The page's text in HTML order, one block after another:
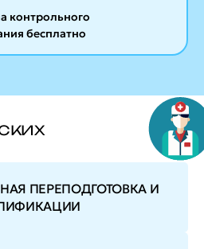
контрольного
бесплатно
ПЕРЕПОДГОТОВКА И